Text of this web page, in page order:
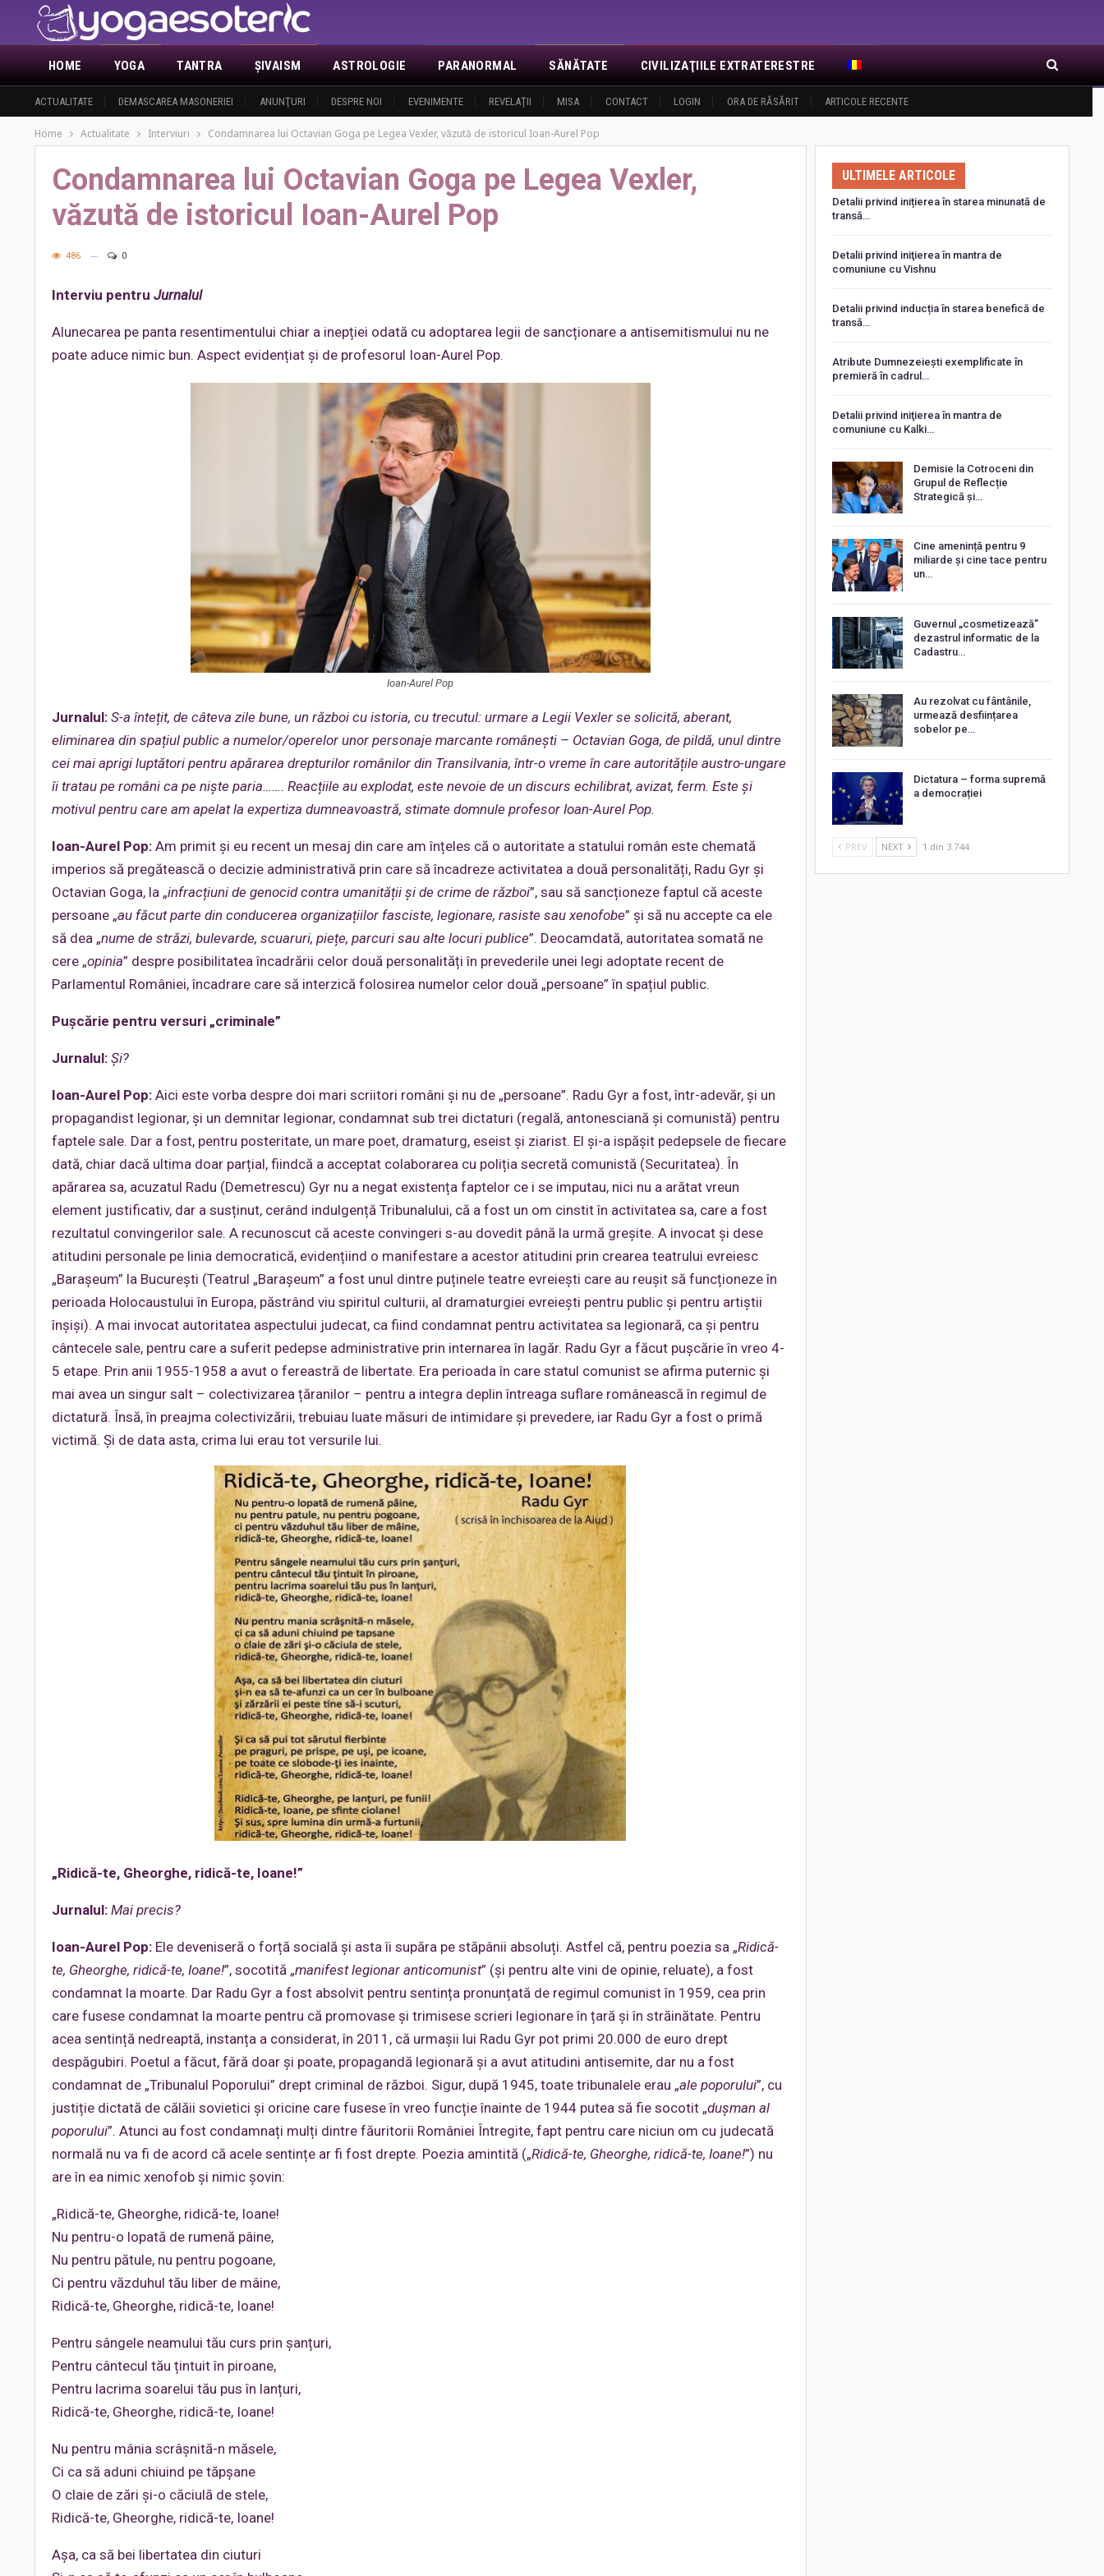
HOME
ACTUALITATE DEMASCAREA MASONERIEI ANUNŢURI DESPRE NOI EVENIMENTE REVELAŢII MISA CONTACT LOGIN ORA DE RĂSĂRIT ARTICOLE RECENTE
YOGA TANTRA ŞIVAISM ASTROLOGIE PARANORMAL SĂNĂTATE CIVILIZAŢIILE EXTRATERESTRE
Home Actualitate Interviuri Condamnarea lui Octavian Goga pe Legea Vexler, văzută de istoricul Ioan-Aurel Pop
Condamnarea lui Octavian Goga pe Legea Vexler,
văzută de istoricul Ioan-Aurel Pop
486 0
Interviu pentru Jurnalul
Alunecarea pe panta resentimentului chiar a inepției odată cu adoptarea legii de sancționare a antisemitismului nu ne
poate aduce nimic bun. Aspect evidențiat și de profesorul Ioan-Aurel Pop.
Ioan-Aurel Pop
Jurnalul: S-a întețit, de câteva zile bune, un război cu istoria, cu trecutul: urmare a Legii Vexler se solicită, aberant,
eliminarea din spațiul public a numelor/operelor unor personaje marcante românești – Octavian Goga, de pildă, unul dintre
cei mai aprigi luptători pentru apărarea drepturilor românilor din Transilvania, într-o vreme în care autoritățile austro-ungare
îi tratau pe români ca pe niște paria……. Reacțiile au explodat, este nevoie de un discurs echilibrat, avizat, ferm. Este și
motivul pentru care am apelat la expertiza dumneavoastră, stimate domnule profesor Ioan-Aurel Pop.
Ioan-Aurel Pop: Am primit și eu recent un mesaj din care am înțeles că o autoritate a statului român este chemată
imperios să pregătească o decizie administrativă prin care să încadreze activitatea a două personalități, Radu Gyr și
Octavian Goga, la „infracțiuni de genocid contra umanității și de crime de război”, sau să sancționeze faptul că aceste
persoane „au făcut parte din conducerea organizațiilor fasciste, legionare, rasiste sau xenofobe” și să nu accepte ca ele
să dea „nume de străzi, bulevarde, scuaruri, piețe, parcuri sau alte locuri publice”. Deocamdată, autoritatea somată ne
cere „opinia” despre posibilitatea încadrării celor două personalități în prevederile unei legi adoptate recent de
Parlamentul României, încadrare care să interzică folosirea numelor celor două „persoane” în spațiul public.
Pușcărie pentru versuri „criminale”
Jurnalul: Și?
Ioan-Aurel Pop: Aici este vorba despre doi mari scriitori români și nu de „persoane”. Radu Gyr a fost, într-adevăr, și un
propagandist legionar, și un demnitar legionar, condamnat sub trei dictaturi (regală, antonesciană și comunistă) pentru
faptele sale. Dar a fost, pentru posteritate, un mare poet, dramaturg, eseist și ziarist. El și-a ispășit pedepsele de fiecare
dată, chiar dacă ultima doar parțial, fiindcă a acceptat colaborarea cu poliția secretă comunistă (Securitatea). În
apărarea sa, acuzatul Radu (Demetrescu) Gyr nu a negat existența faptelor ce i se imputau, nici nu a arătat vreun
element justificativ, dar a susținut, cerând indulgență Tribunalului, că a fost un om cinstit în activitatea sa, care a fost
rezultatul convingerilor sale. A recunoscut că aceste convingeri s-au dovedit până la urmă greșite. A invocat și dese
atitudini personale pe linia democratică, evidențiind o manifestare a acestor atitudini prin crearea teatrului evreiesc
„Barașeum” la București (Teatrul „Barașeum” a fost unul dintre puținele teatre evreiești care au reușit să funcționeze în
perioada Holocaustului în Europa, păstrând viu spiritul culturii, al dramaturgiei evreiești pentru public și pentru artiștii
înșiși). A mai invocat autoritatea aspectului judecat, ca fiind condamnat pentru activitatea sa legionară, ca și pentru
cântecele sale, pentru care a suferit pedepse administrative prin internarea în lagăr. Radu Gyr a făcut pușcărie în vreo 4-
5 etape. Prin anii 1955-1958 a avut o fereastră de libertate. Era perioada în care statul comunist se afirma puternic și
mai avea un singur salt – colectivizarea țăranilor – pentru a integra deplin întreaga suflare românească în regimul de
dictatură. Însă, în preajma colectivizării, trebuiau luate măsuri de intimidare și prevedere, iar Radu Gyr a fost o primă
victimă. Și de data asta, crima lui erau tot versurile lui.
„Ridică-te, Gheorghe, ridică-te, Ioane!”
Jurnalul: Mai precis?
Ioan-Aurel Pop: Ele deveniseră o forță socială și asta îi supăra pe stăpânii absoluți. Astfel că, pentru poezia sa „Ridică-
te, Gheorghe, ridică-te, Ioane!”, socotită „manifest legionar anticomunist” (și pentru alte vini de opinie, reluate), a fost
condamnat la moarte. Dar Radu Gyr a fost absolvit pentru sentința pronunțată de regimul comunist în 1959, cea prin
care fusese condamnat la moarte pentru că promovase și trimisese scrieri legionare în țară și în străinătate. Pentru
acea sentință nedreaptă, instanța a considerat, în 2011, că urmașii lui Radu Gyr pot primi 20.000 de euro drept
despăgubiri. Poetul a făcut, fără doar și poate, propagandă legionară și a avut atitudini antisemite, dar nu a fost
condamnat de „Tribunalul Poporului” drept criminal de război. Sigur, după 1945, toate tribunalele erau „ale poporului”, cu
justiție dictată de călăii sovietici și oricine care fusese în vreo funcție înainte de 1944 putea să fie socotit „dușman al
poporului”. Atunci au fost condamnați mulți dintre făuritorii României Întregite, fapt pentru care niciun om cu judecată
normală nu va fi de acord că acele sentințe ar fi fost drepte. Poezia amintită („Ridică-te, Gheorghe, ridică-te, Ioane!”) nu
are în ea nimic xenofob și nimic șovin:
„Ridică-te, Gheorghe, ridică-te, Ioane!
Nu pentru-o lopată de rumenă pâine,
Nu pentru pătule, nu pentru pogoane,
Ci pentru văzduhul tău liber de mâine,
Ridică-te, Gheorghe, ridică-te, Ioane!
Pentru sângele neamului tău curs prin șanțuri,
Pentru cântecul tău țintuit în piroane,
Pentru lacrima soarelui tău pus în lanțuri,
Ridică-te, Gheorghe, ridică-te, Ioane!
Nu pentru mânia scrâșnită-n măsele,
Ci ca să aduni chiuind pe tăpșane
O claie de zări și-o căciulă de stele,
Ridică-te, Gheorghe, ridică-te, Ioane!
Așa, ca să bei libertatea din ciuturi
ULTIMELE ARTICOLE
Detalii privind inițierea în starea minunată de
transă…
Detalii privind iniţierea în mantra de
comuniune cu Vishnu
Detalii privind inducția în starea benefică de
transă…
Atribute Dumnezeiești exemplificate în
premieră în cadrul…
Detalii privind iniţierea în mantra de
comuniune cu Kalki…
Demisie la Cotroceni din
Grupul de Reflecție
Strategică și…
Cine amenință pentru 9
miliarde și cine tace pentru
un…
Guvernul „cosmetizează”
dezastrul informatic de la
Cadastru…
Au rezolvat cu fântânile,
urmează desființarea
sobelor pe…
Dictatura – forma supremă
a democrației
PREV NEXT 1 din 3.744